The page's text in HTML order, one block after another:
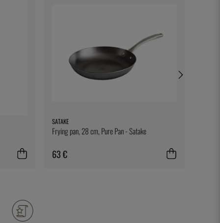
SATAKE
Frying pan, 28 cm, Pure Pan - Satake
63 €